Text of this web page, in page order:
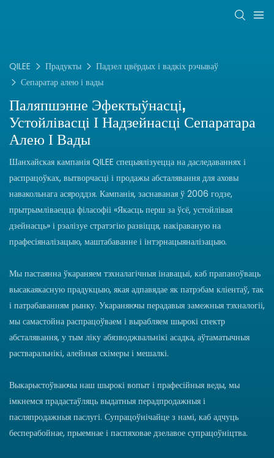
QILEE Прадукты
Падзел цвёрдых і вадкіх рэчываў
Сепаратар алею і вады
Паляпшэнне Эфектыўнасці,
Устойлівасці І Надзейнасці Сепаратара
Алею І Вады
Шанхайская кампанія QILEE спецыялізуецца на даследаваннях і
распрацоўках, вытворчасці і продажы абсталявання для аховы
навакольнага асяроддзя. Кампанія, заснаваная ў 2006 годзе,
прытрымліваецца філасофіі «Якасць перш за ўсё, устойлівая
дзейнасць» і рэалізуе стратэгію развіцця, накіраваную на
прафесіяналізацыю, маштабаванне і інтэрнацыяналізацыю.
Мы пастаянна ўкараняем тэхналагічныя інавацыі, каб прапаноўваць
высакаякасную прадукцыю, якая адпавядае як патрэбам кліентаў, так
і патрабаванням рынку. Укараняючы перадавыя замежныя тэхналогіі,
мы самастойна распрацоўваем і вырабляем шырокі спектр
абсталявання, у тым ліку абязводжвальнікі асадка, аўтаматычныя
растваральнікі, алейныя скімеры і мешалкі.
Выкарыстоўваючы наш шырокі вопыт і прафесійныя веды, мы
імкнемся прадастаўляць выдатныя перадпродажныя і
пасляпродажныя паслугі. Супрацоўнічайце з намі, каб адчуць
бесперабойнае, прыемнае і паспяховае дзелавое супрацоўніцтва.